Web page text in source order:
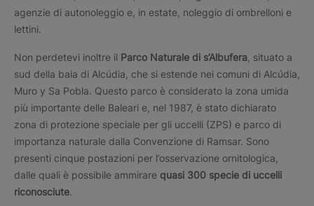
agenzie di autonoleggio e, in estate, noleggio di ombrelloni e
lettini.
Non perdetevi inoltre il Parco Naturale di s’Albufera , situato a
sud della baia di Alcúdia, che si estende nei comuni di Alcúdia,
Muro y Sa Pobla. Questo parco è considerato la zona umida
più importante delle Baleari e, nel 1987, è stato dichiarato
zona di protezione speciale per gli uccelli (ZPS) e parco di
importanza naturale dalla Convenzione di Ramsar. Sono
presenti cinque postazioni per l’osservazione ornitologica,
dalle quali è possibile ammirare quasi 300 specie di uccelli
riconosciute.